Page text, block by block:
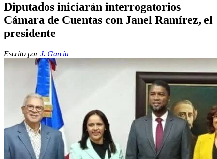
Diputados iniciarán interrogatorios
Cámara de Cuentas con Janel Ramírez, el
presidente
Escrito porJ. Garcia